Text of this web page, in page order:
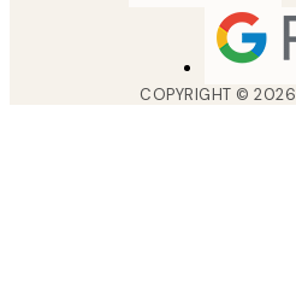
COPYRIGHT ©2026